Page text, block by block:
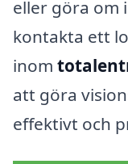
eller göra om
kontakta ett
inom
att göra
effektivt och